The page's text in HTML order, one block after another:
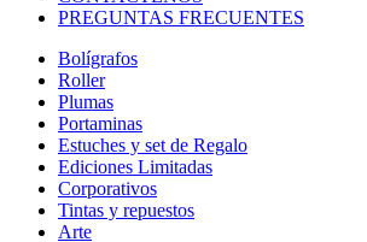
PREGUNTAS FRECUENTES
Bolígrafos
Roller
Plumas
Portaminas
Estuches y set de Regalo
Ediciones Limitadas
Corporativos
Tintas y repuestos
Arte